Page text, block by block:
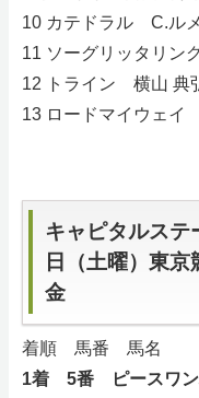
10 カテドラル C.ル
11 ソーグリッタリン
12 トライン 横山 典
13 ロードマイウェ
キャピタルス
日（土曜）東
金
着順 馬番 馬名
1着 5番 ピースワン